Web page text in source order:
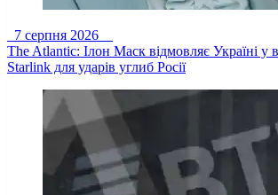
7 серпня 2026
The Atlantic: Ілон Маск відмовляє Україні у
Starlink для ударів углиб Росії